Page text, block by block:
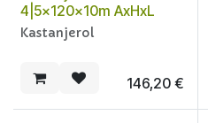
4|5x120x10m AxHxL
Kastanjerol
146,20€